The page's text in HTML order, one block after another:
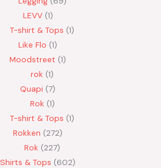
LEVV 1
T-shirt & Tops 1
Like Flo 1
Moodstreet 1
rok 1
Quapi 7
Rok 1
T-shirt & Tops 1
Rokken 272
Rok 227
Shirts & Tops 602